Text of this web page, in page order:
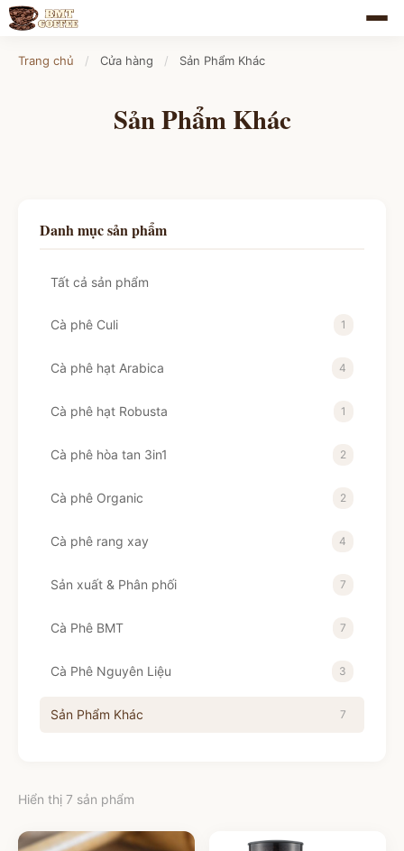
Trang chủ / Cửa hàng / Sản Phẩm Khác
Sản Phẩm Khác
Danh mục sản phẩm
Tất cả sản phẩm
Cà phê Culi 1
Cà phê hạt Arabica 4
Cà phê hạt Robusta 1
Cà phê hòa tan 3in1 2
Cà phê Organic 2
Cà phê rang xay 4
Sản xuất & Phân phối 7
Cà Phê BMT 7
Cà Phê Nguyên Liệu 3
Sản Phẩm Khác 7
Hiển thị 7 sản phẩm